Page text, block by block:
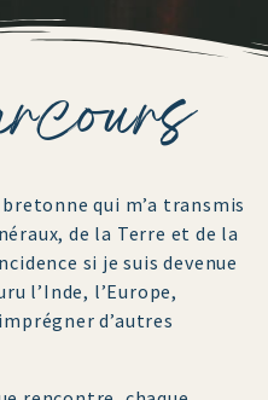
qui m’a transmis
de la Terre et de la
si je suis devenue
l’Inde, l’Europe,
d’autres